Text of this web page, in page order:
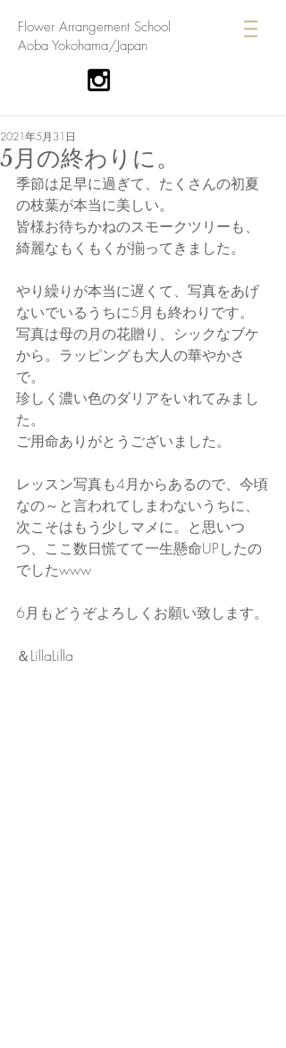
​Flower Arrangement School
Aoba Yokohama/Japan
5月の終わりに。
2021年5月31日
季節は足早に過ぎて、たくさんの初夏
の枝葉が本当に美しい。
皆様お待ちかねのスモークツリーも、
綺麗なもくもくが揃ってきました。
やり繰りが本当に遅くて、写真をあげ
ないでいるうちに5月も終わりです。
写真は母の月の花贈り、シックなブケ
から。ラッピングも大人の華やかさ
で。
珍しく濃い色のダリアをいれてみまし
た。
ご用命ありがとうございました。
レッスン写真も4月からあるので、今頃
なの～と言われてしまわないうちに、
次こそはもう少しマメに。と思いつ
つ、ここ数日慌てて一生懸命UPしたの
でしたwww
6月もどうぞよろしくお願い致します。
＆LillaLilla